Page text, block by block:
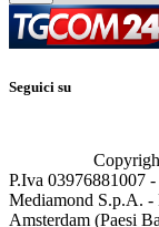
Seguici su
P.Iva 03976881007
Mediamond S.p.A. -
Amsterdam (Paesi